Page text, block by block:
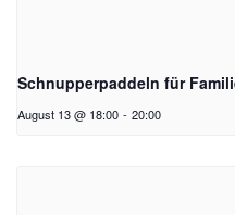
Schnupperpaddeln für
August 13 @ 18:00 - 20:00